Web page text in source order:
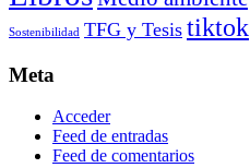
Sostenibilidad TFG y Tesis tiktok
Meta
Acceder
Feed de entradas
Feed de comentarios